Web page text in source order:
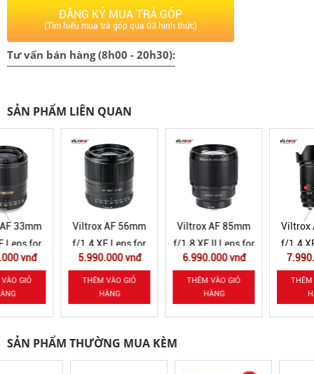
ĐĂNG KÝ MUA TRẢ GÓP
(Tìm hiểu mua trả góp qua 03 hình thức)
Tư vấn bán hàng (8h00 - 20h30):
SẢN PHẨM LIÊN QUAN
Viltrox AF 56mm
f/1.4 XF Lens for
5.990.000 vnđ
THÊM VÀO GIỎ
Viltrox AF 85mm
f/1.8 XF II Lens for
6.990.000 vnđ
THÊM VÀO GIỎ
Viltrox AF 13mm
f/1.4 XF Lens for
7.990.000 vnđ
THÊM VÀO GIỎ
SẢN PHẨM THƯỜNG MUA KÈM